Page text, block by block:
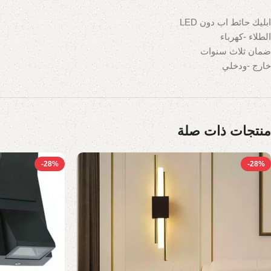
ابليك حائط اب دون LED
الطلاء -كهرباء
ضمان ثلاث سنوات
خارج -ودخلي
منتجات ذات صلة
-28%
-28%